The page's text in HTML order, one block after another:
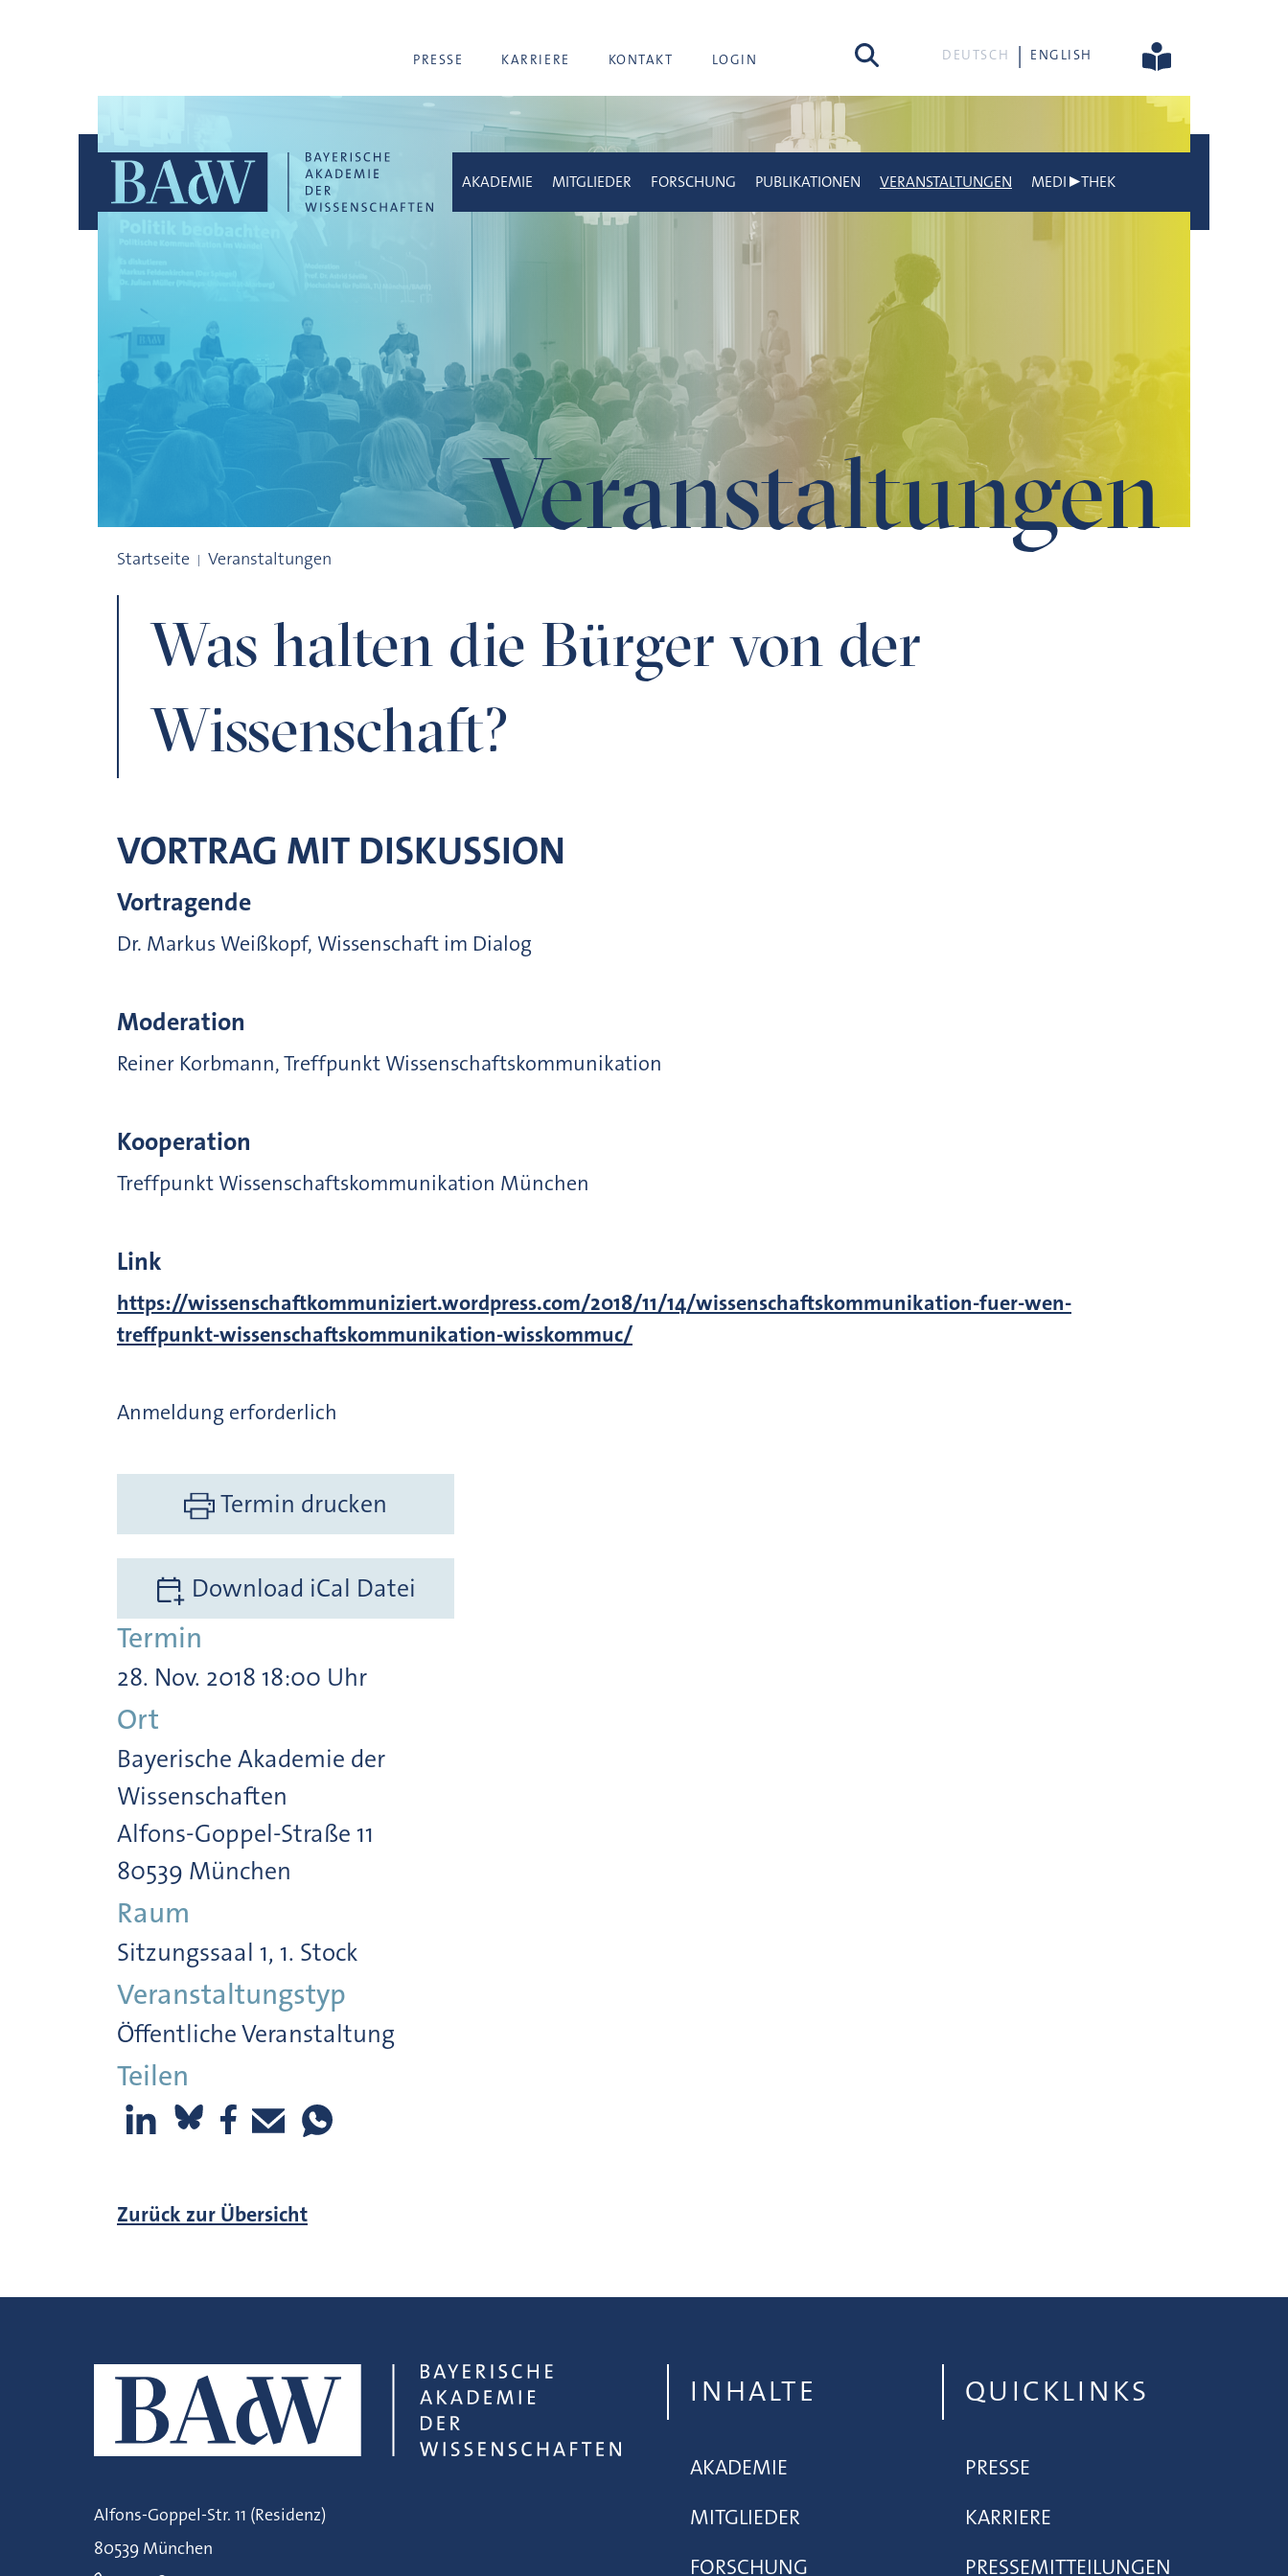
PRESSE KARRIERE KONTAKT LOGIN Suche DEUTSCH ENGLISH
Veranstaltungen
AKADEMIE MITGLIEDER FORSCHUNG PUBLIKATIONEN VERANSTALTUNGEN MEDI▶THEK
Startseite Veranstaltungen
Was halten die Bürger von der
Wissenschaft?
VORTRAG MIT DISKUSSION
Vortragende
Dr. Markus Weißkopf, Wissenschaft im Dialog
Moderation
Reiner Korbmann, Treffpunkt Wissenschaftskommunikation
Kooperation
Treffpunkt Wissenschaftskommunikation München
Link
https://wissenschaftkommuniziert.wordpress.com/2018/11/14/wissenschaftskommunikation-fuer-wen-
treffpunkt-wissenschaftskommunikation-wisskommuc/
Anmeldung erforderlich
Termin drucken
Download iCal Datei
Termin
28. Nov. 2018 18:00 Uhr
Ort
Bayerische Akademie der
Wissenschaften
Alfons-Goppel-Straße 11
80539 München
Raum
Sitzungssaal 1, 1. Stock
Veranstaltungstyp
Öffentliche Veranstaltung
Teilen
Zurück zur Übersicht
Alfons-Goppel-Str. 11 (Residenz)
80539 München
INHALTE
AKADEMIE
MITGLIEDER
FORSCHUNG
QUICKLINKS
PRESSE
KARRIERE
PRESSEMITTEILUNGEN